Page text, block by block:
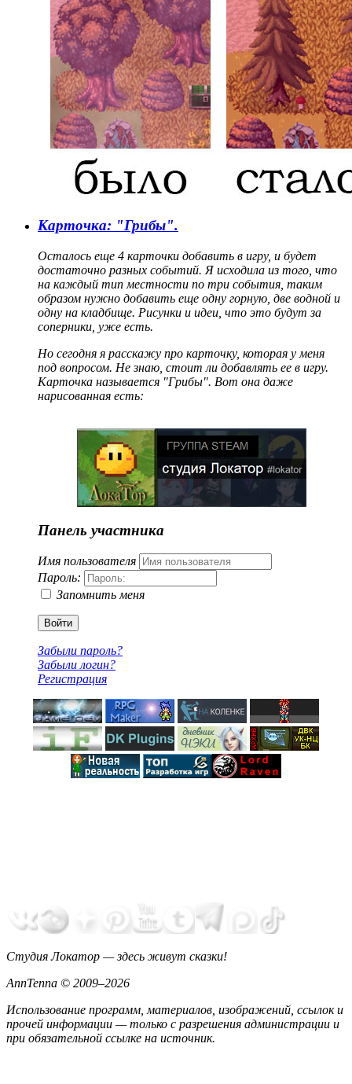
Карточка: "Грибы".
Осталось еще 4 карточки добавить в игру, и будет
достаточно разных событий. Я исходила из того, что
на каждый тип местности по три события, таким
образом нужно добавить еще одну горную, две водной и
одну на кладбище. Рисунки и идеи, что это будут за
соперники, уже есть.
Но сегодня я расскажу про карточку, которая у меня
под вопросом. Не знаю, стоит ли добавлять ее в игру.
Карточка называется "Грибы". Вот она даже
нарисованная есть:
Панель участника
Имя пользователя
Пароль:
Запомнить меня
Войти
Забыли пароль?
Забыли логин?
Регистрация
Студия Локатор — здесь живут сказки!
AnnTenna © 2009–2026
Использование программ, материалов, изображений, ссылок и
прочей информации — только с разрешения администрации и
при обязательной ссылке на источник.